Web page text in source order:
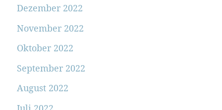
Dezember 2022
November 2022
Oktober 2022
September 2022
August 2022